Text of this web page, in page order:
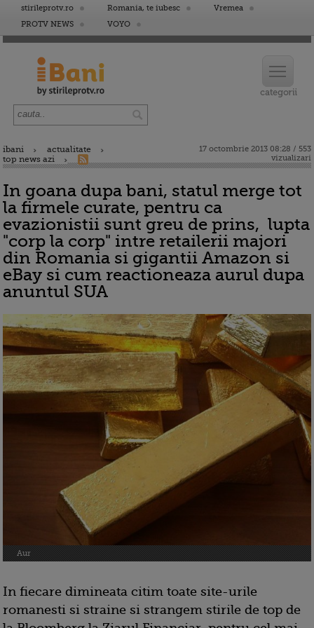
stirileprotv.ro Romania, te iubesc
Vremea
PROTV NEWS
VOYO
ibani
actualitate
top news azi
17 octombrie 2013 08:28 / 553
vizualizari
In goana dupa bani, statul merge tot
la firmele curate, pentru ca
evazionistii sunt greu de prins, lupta
"corp la corp" intre retailerii majori
din Romania si gigantii Amazon si
eBay si cum reactioneaza aurul dupa
anuntul SUA
Aur
In fiecare dimineata citim toate site-urile
romanesti si straine si strangem stirile de top de